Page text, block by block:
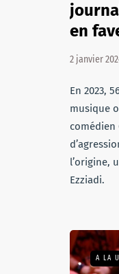
en
2 janvier
En 2023,
musique
comédien
l’origine,
Ezziadi.
A LA